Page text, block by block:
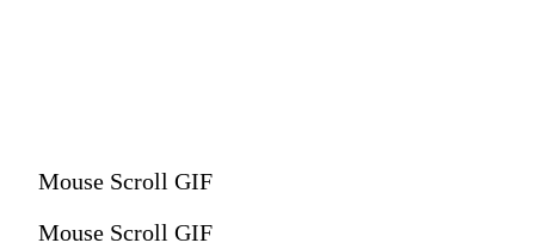
Mouse Scroll GIF
Mouse Scroll GIF